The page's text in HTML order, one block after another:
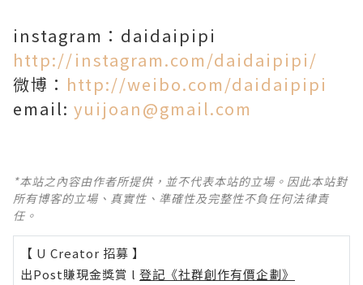
instagram：daidaipipi
http://instagram.com/daidaipipi/
微博： http://weibo.com/daidaipipi
email: yuijoan@gmail.com
*本站之內容由作者所提供，並不代表本站的立場。因此本站對
所有博客的立場、真實性、準確性及完整性不負任何法律責
任。
【 U Creator 招募 】
出Post賺現金獎賞 l 登記《社群創作有價企劃》